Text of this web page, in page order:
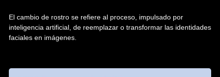
El cambio de rostro se refiere al proceso, impulsado por
inteligencia artificial, de reemplazar o transformar las identidades
faciales en imágenes.